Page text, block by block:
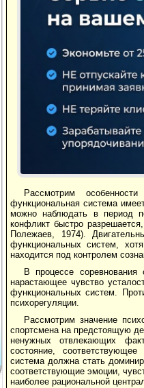
Рассмотрим
функциональная система
можно наблюдать в период
конфликт быстро
Полежаев, 1974).
функциональных систем,
находится под контролем
В процессе
нарастающее чувство
функциональных систем.
психорегуляции.
Рассмотрим значение
спортсмена на предстоящую
ненужных отвлекающих
состояние,
система должна стать
соответствующие эмоции,
наиболее рациональной